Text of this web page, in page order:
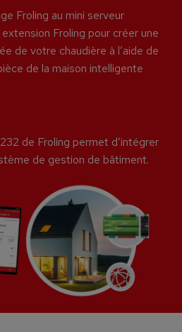
Froling au mini serveur
Froling pour créer une
de votre chaudière à l’aide de
de la maison intelligente
de Froling permet d’intégrer
de gestion de bâtiment.